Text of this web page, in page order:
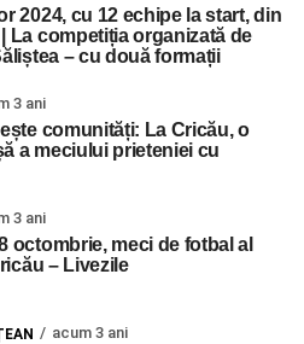
2024, cu 12 echipe la start, din
La competiția organizată de
– cu două formații
3 ani
comunități: La Cricău, o
a meciului prieteniei cu
3 ani
octombrie, meci de fotbal al
– Livezile
acum 3 ani